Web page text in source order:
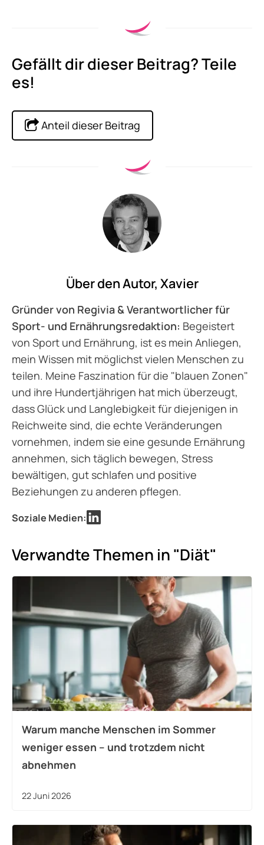
Gefällt dir dieser Beitrag? Teile
es!
Anteil dieser Beitrag
Über den Autor, Xavier
Gründer von Regivia & Verantwortlicher für
Sport- und Ernährungsredaktion: Begeistert
von Sport und Ernährung, ist es mein Anliegen,
mein Wissen mit möglichst vielen Menschen zu
teilen. Meine Faszination für die "blauen Zonen"
und ihre Hundertjährigen hat mich überzeugt,
dass Glück und Langlebigkeit für diejenigen in
Reichweite sind, die echte Veränderungen
vornehmen, indem sie eine gesunde Ernährung
annehmen, sich täglich bewegen, Stress
bewältigen, gut schlafen und positive
Beziehungen zu anderen pflegen.
Soziale Medien:
Verwandte Themen in "Diät"
Warum manche Menschen im Sommer
weniger essen – und trotzdem nicht
abnehmen
22 Juni 2026